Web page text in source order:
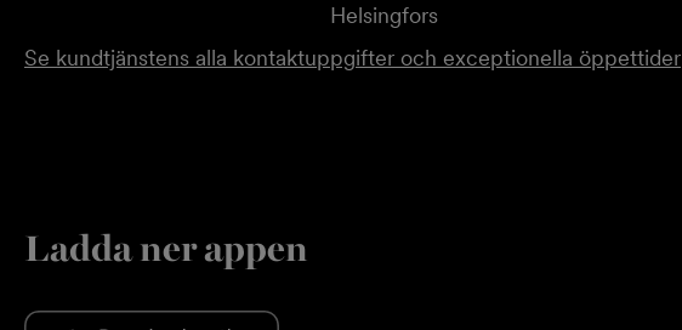
Helsingfors
Se kundtjänstens alla kontaktuppgifter och exceptionella öppettider
Ladda ner appen